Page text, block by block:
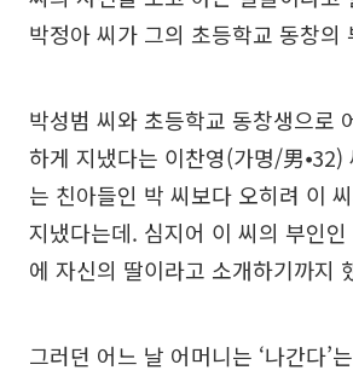
박정아 씨가 그의 초등학교 동창의
박성범 씨와 초등학교 동창생으로
하게 지냈다는 이찬영(가명/男⦁32)
는 친아들인 박 씨보다 오히려 이
지냈다는데. 심지어 이 씨의 부인
에 자신의 딸이라고 소개하기까지
그러던 어느 날 어머니는 ‘나간다’